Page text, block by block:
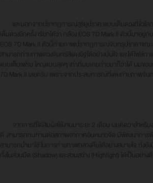
และนอกจากปรากฏการณ์สุริยุปราคาแบบเต็มดวงที่ขั้วโลก
เต็มดวงอีกครั้ง เรียกได้ว่า กล้อง EOS 7D Mark ll ตัวนี้มาอยู่
EOS 7D Mark ll ตัวนี้ถ่ายภาพปรากฏการณ์จันทรุปราคาขณะ
สามารถถ่ายภาพดวงจันทร์สีแดงอิฐได้อย่างมั่นใจ และได้ไฟล์
แบบเต็มเฟรม ใหญ่แบบสุดๆ เท่าที่ผมเคยถ่ายมาก็ว่าได้ ผมข
7D Mark ll เลยครับ เพราะจากประสบการณ์ที่เคยถ่ายภาพจัน
จากการที่ได้สัมผัสใช้งานมาระยะ 2 เดือน ผมคิดว่าสำหรับ
ดี สามารถทนทานต่อสภาพอากาศอันหนาวจัด มีพัฒนาการ
สามารถนำมาใช้ในการถ่ายภาพกลางคืนได้อย่างสบายใจ ทั้งยั
ทั้งในส่วนมืด (Shadow) และส่วนสว่าง (Highlight) ได้เป็นอ